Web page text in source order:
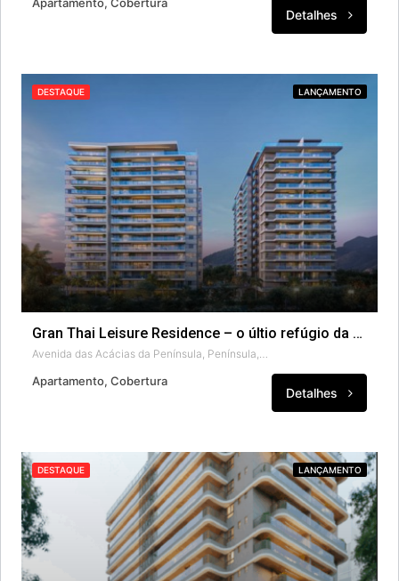
Apartamento, Cobertura
Detalhes
DESTAQUE LANÇAMENTO
Gran Thai Leisure Residence – o últio refúgio da Península.
Avenida das Acácias da Península, Península, Barra da Tijuca, Rio de Janeiro, Região Geográfica Imediata do Rio de Janeiro, Região Metropolitana do Rio de Janeiro, Região Geográfica Intermediária do Rio de Janeiro, Rio de Janeiro, Região Sudeste, 22776-000, Brasil
Apartamento, Cobertura
Detalhes
DESTAQUE LANÇAMENTO